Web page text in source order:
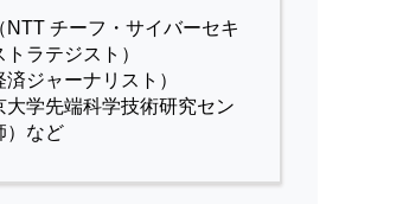
NTT チーフ・サイバーセキ
ラテジスト）
ジャーナリスト）
大学先端科学技術研究セン
）など